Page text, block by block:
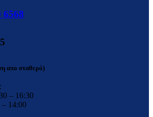
6568
απο σταθερό)
– 16:30
– 14:00